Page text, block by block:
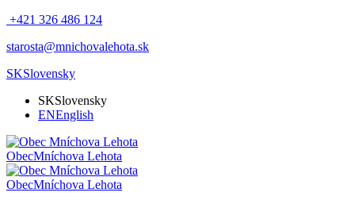
+421 326 486 124
starosta@mnichovalehota.sk
SKSlovensky
SKSlovensky
ENEnglish
ObecMníchova Lehota
ObecMníchova Lehota